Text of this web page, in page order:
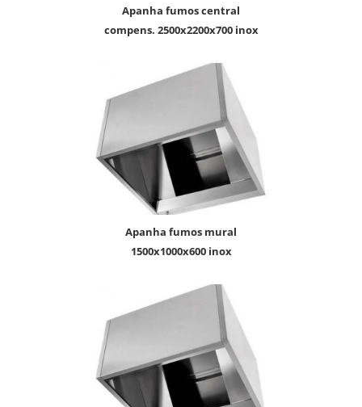
apanha fumos central
compens. 2500x2200x700 inox
apanha fumos mural
1500x1000x600 inox